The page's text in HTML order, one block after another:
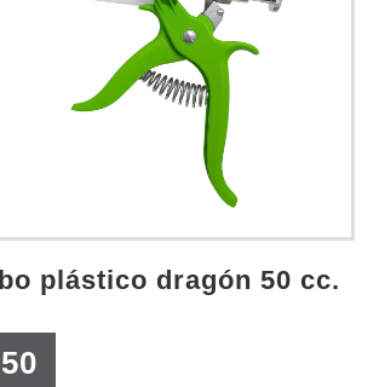
plástico dragón 50 cc.